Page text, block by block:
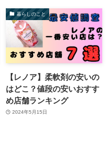
暮らしのこと
【レノア】柔軟剤の安いの
はどこ？値段の安いおすす
め店舗ランキング
2024年5月15日